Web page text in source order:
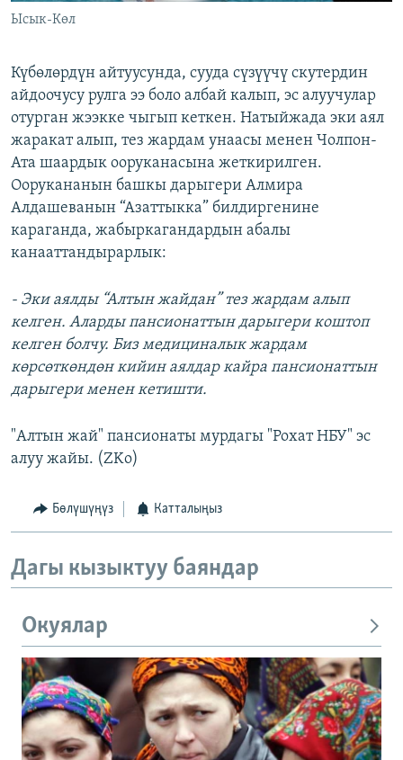
Ысык-Көл
Күбөлөрдүн айтуусунда, сууда сүзүүчү скутердин
айдоочусу рулга ээ боло албай калып, эс алуучулар
отурган жээкке чыгып кеткен. Натыйжада эки аял
жаракат алып, тез жардам унаасы менен Чолпон-
Ата шаардык ооруканасына жеткирилген.
Оорукананын башкы дарыгери Алмира
Алдашеванын “Азаттыкка” билдиргенине
караганда, жабыркагандардын абалы
канааттандырарлык:
- Эки аялды “Алтын жайдан” тез жардам алып
келген. Аларды пансионаттын дарыгери коштоп
келген болчу. Биз медициналык жардам
көрсөткөндөн кийин аялдар кайра пансионаттын
дарыгери менен кетишти.
"Алтын жай" пансионаты мурдагы "Рохат НБУ" эс
алуу жайы. (ZKo)
Бөлүшүңүз Катталыңыз
Дагы кызыктуу баяндар
Окуялар